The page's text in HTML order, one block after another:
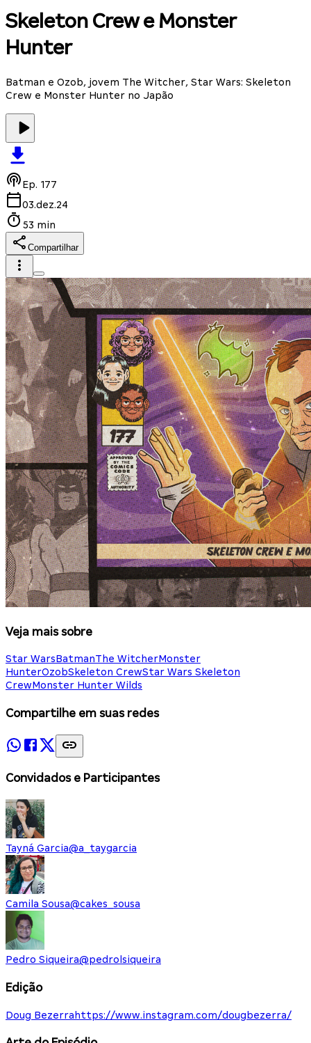
Skeleton Crew e Monster
Hunter
Batman e Ozob, jovem The Witcher, Star Wars: Skeleton
Crew e Monster Hunter no Japão
Ep. 177
03.dez.24
53 min
Compartilhar
Veja mais sobre
Star WarsBatmanThe WitcherMonster
HunterOzobSkeleton CrewStar Wars Skeleton
CrewMonster Hunter Wilds
Compartilhe em suas redes
Convidados e Participantes
Tayná Garcia@a_taygarcia
Camila Sousa@cakes_sousa
Pedro Siqueira@pedrolsiqueira
Edição
Doug Bezerra https://www.instagram.com/dougbezerra/